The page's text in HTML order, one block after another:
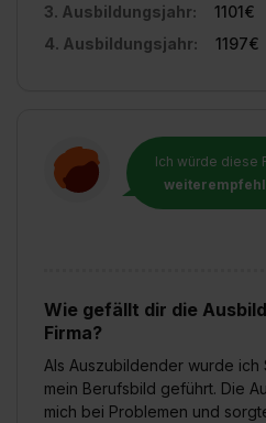
3. Ausbildungsjahr:
1101€
4. Ausbildungsjahr:
1197€
Ich würde diese
Wie gefällt dir die
Firma?
Als Auszubildender wurde ich
mein Berufsbild geführt. Die
mich bei Problemen und